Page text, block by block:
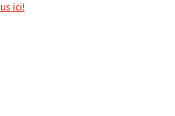
ici!